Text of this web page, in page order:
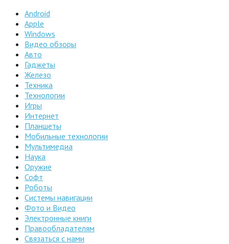
Android
Apple
Windows
Видео обзоры
Авто
Гаджеты
Железо
Техника
Технологии
Игры
Интернет
Планшеты
Мобильные технологии
Мультимедиа
Наука
Оружие
Софт
Роботы
Системы навигации
Фото и Видео
Электронные книги
Правообладателям
Связаться с нами